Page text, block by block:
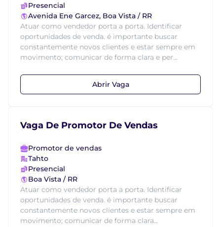
Presencial
Avenida Ene Garcez, Boa Vista / RR
Atuar como vendedor porta a porta. Identificar
oportunidades de venda. é importante buscar
constantemente novos clientes e estar sempre em
movimento; comunicar de forma clara e per...
Abrir Vaga
Vaga De Promotor De Vendas
Promotor de vendas
Tahto
Presencial
Boa Vista / RR
Atuar como vendedor porta a porta. Identificar
oportunidades de venda. é importante buscar
constantemente novos clientes e estar sempre em
movimento; comunicar de forma clara...